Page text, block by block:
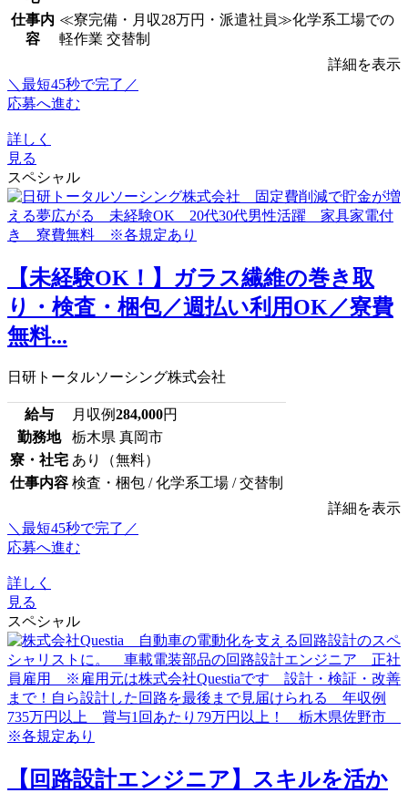
仕事内
容
≪寮完備・月収28万円・派遣社員≫化学系工場での
軽作業 交替制
詳細を表示
＼最短45秒で完了／
応募へ進む
詳しく
見る
スペシャル
【未経験OK！】ガラス繊維の巻き取
り・検査・梱包／週払い利用OK／寮費
無料...
日研トータルソーシング株式会社
給与 月収例284,000円
勤務地
栃木県 真岡市
寮・社宅 あり（無料）
仕事内容 検査・梱包 / 化学系工場 / 交替制
詳細を表示
＼最短45秒で完了／
応募へ進む
詳しく
見る
スペシャル
【回路設計エンジニア】スキルを活か